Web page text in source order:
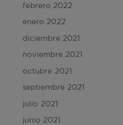
febrero 2022
enero 2022
diciembre 2021
noviembre 2021
octubre 2021
septiembre 2021
julio 2021
junio 2021